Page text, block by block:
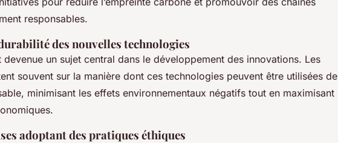
responsables.
des nouvelles technologies
devenue un sujet central dans le développement des innovations. Les
souvent sur la manière dont ces technologies peuvent être utilisées de
minimisant les effets environnementaux négatifs tout en maximisant
adoptant des pratiques éthiques